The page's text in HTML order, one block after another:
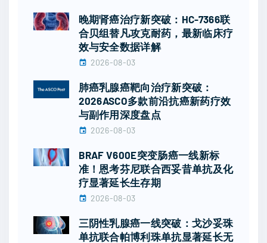
晚期肾癌治疗新突破：HC-7366联
合贝组替凡攻克耐药，最新临床疗
效与安全数据详解
2026-08-03
肺癌乳腺癌靶向治疗新突破：
2026ASCO多款前沿抗癌新药疗效
与副作用深度盘点
2026-08-03
BRAF V600E突变肠癌一线新标
准！恩考芬尼联合西妥昔单抗及化
疗显著延长生存期
2026-08-03
三阴性乳腺癌一线突破：戈沙妥珠
单抗联合帕博利珠单抗显著延长无